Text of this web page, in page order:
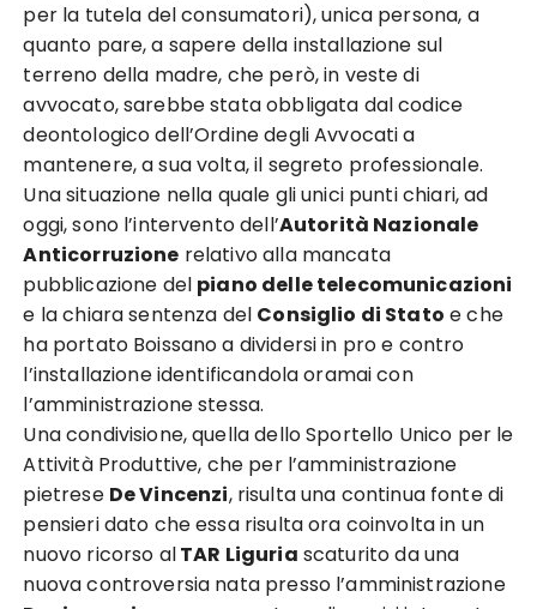
per la tutela del consumatori), unica persona, a
quanto pare, a sapere della installazione sul
terreno della madre, che però, in veste di
avvocato, sarebbe stata obbligata dal codice
deontologico dell’Ordine degli Avvocati a
mantenere, a sua volta, il segreto professionale.
Una situazione nella quale gli unici punti chiari, ad
oggi, sono l’intervento dell’Autorità Nazionale
Anticorruzione relativo alla mancata
pubblicazione del piano delle telecomunicazioni
e la chiara sentenza del Consiglio di Stato e che
ha portato Boissano a dividersi in pro e contro
l’installazione identificandola oramai con
l’amministrazione stessa.
Una condivisione, quella dello Sportello Unico per le
Attività Produttive, che per l’amministrazione
pietrese De Vincenzi, risulta una continua fonte di
pensieri dato che essa risulta ora coinvolta in un
nuovo ricorso alTAR Liguria scaturito da una
nuova controversia nata presso l’amministrazione